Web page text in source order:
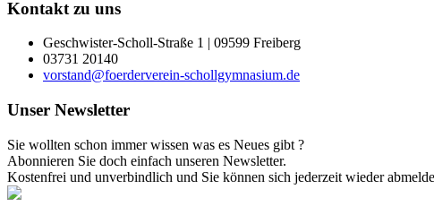
Kontakt zu uns
Geschwister-Scholl-Straße 1 | 09599 Freiberg
03731 20140
vorstand@foerderverein-schollgymnasium.de
Unser Newsletter
Sie wollten schon immer wissen was es Neues gibt ?
Abonnieren Sie doch einfach unseren Newsletter.
Kostenfrei und unverbindlich und Sie können sich jederzeit wieder